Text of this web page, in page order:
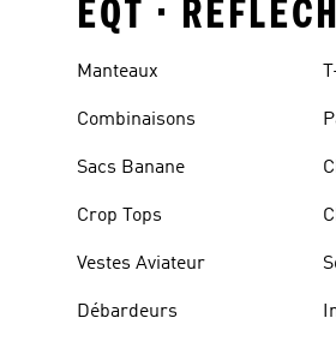
EQT •
Manteaux
Combinaisons
Sacs Banane
Crop Tops
Vestes Aviateur
Débardeurs